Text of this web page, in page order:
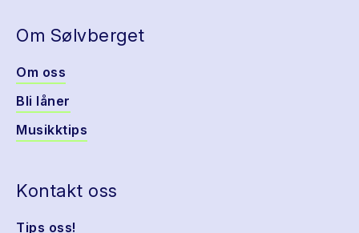
Om Sølvberget
Om oss
Bli låner
Musikktips
Kontakt oss
Tips oss!